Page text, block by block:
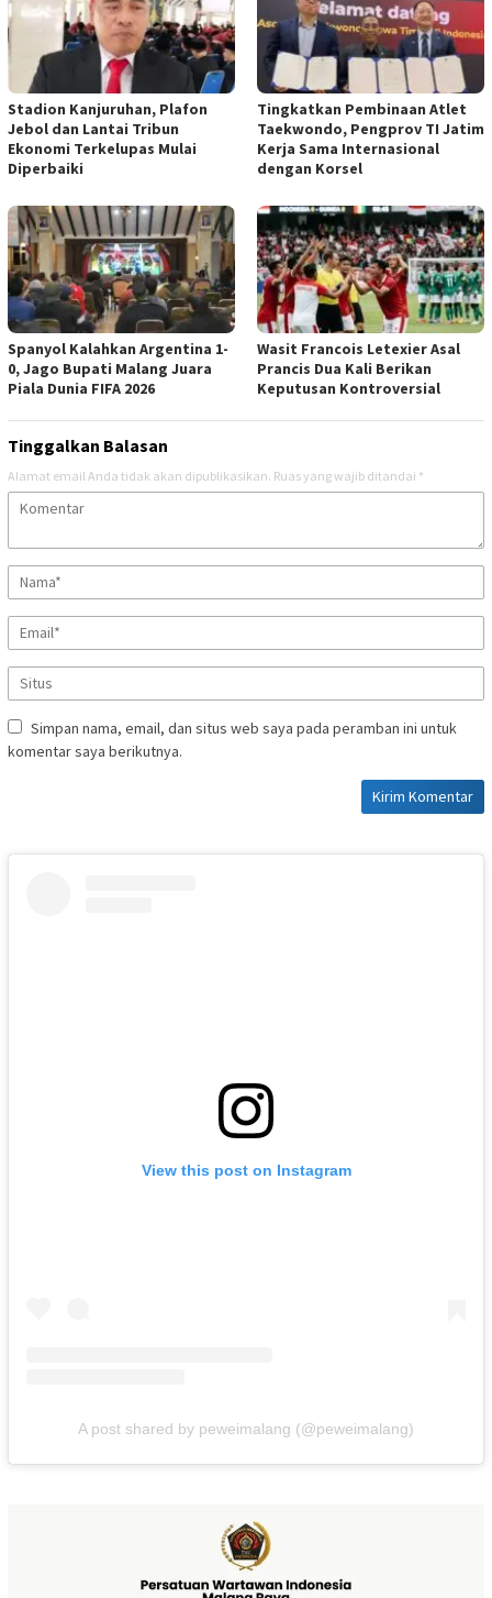
Stadion Kanjuruhan, Plafon
Jebol dan Lantai Tribun
Ekonomi Terkelupas Mulai
Diperbaiki
Tingkatkan Pembinaan Atlet
Taekwondo, Pengprov TI Jatim
Kerja Sama Internasional
dengan Korsel
Spanyol Kalahkan Argentina 1-
0, Jago Bupati Malang Juara
Piala Dunia FIFA 2026
Wasit Francois Letexier Asal
Prancis Dua Kali Berikan
Keputusan Kontroversial
Tinggalkan Balasan
Alamat email Anda tidak akan dipublikasikan. Ruas yang wajib ditandai *
Simpan nama, email, dan situs web saya pada peramban ini untuk
komentar saya berikutnya.
View this post on Instagram
A post shared by peweimalang (@peweimalang)